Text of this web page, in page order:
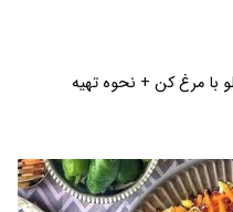
با مرغ کن + نحوه تهیه